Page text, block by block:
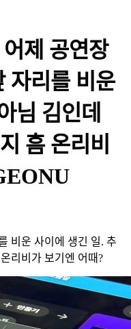
제 공연장
자리를 비운
님 김인데
흠 온리비
비운 사이에 생긴 일. 추
리비가 보기엔 어때?